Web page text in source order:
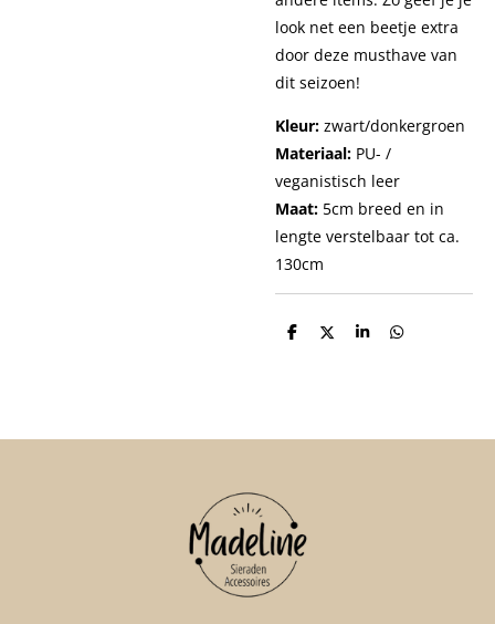
look net een beetje extra
door deze musthave van
dit seizoen!
Kleur: zwart/donkergroen
Materiaal: PU- /
veganistisch leer
Maat: 5cm breed en in
lengte verstelbaar tot ca.
130cm
D
D
S
D